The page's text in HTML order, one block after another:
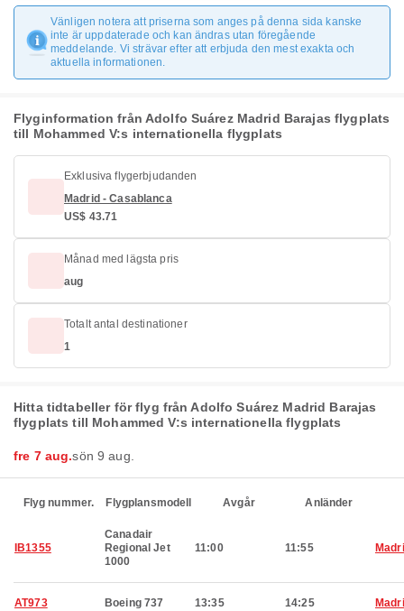
Vänligen notera att priserna som anges på denna sida kanske
inte är uppdaterade och kan ändras utan föregående
meddelande. Vi strävar efter att erbjuda den mest exakta och
aktuella informationen.
Flyginformation från Adolfo Suárez Madrid Barajas flygplats
till Mohammed V:s internationella flygplats
Exklusiva flygerbjudanden
Madrid - Casablanca
US$ 43.71
Månad med lägsta pris
aug
Totalt antal destinationer
1
Hitta tidtabeller för flyg från Adolfo Suárez Madrid Barajas
flygplats till Mohammed V:s internationella flygplats
fre 7 aug.sön 9 aug.
Flyg nummer. Flygplansmodell Avgår Anländer
IB1355
Canadair
Regional Jet
1000
11:00 11:55
AT973 Boeing 737 13:35 14:25